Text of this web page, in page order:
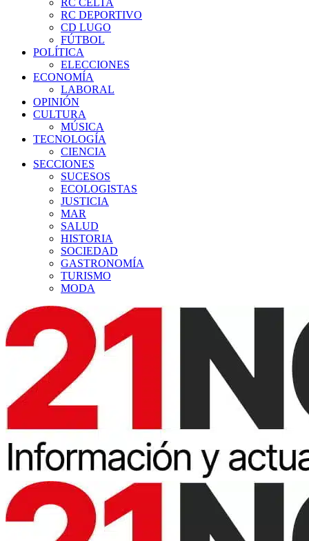
RC CELTA
RC DEPORTIVO
CD LUGO
FÚTBOL
POLÍTICA
ELECCIONES
ECONOMÍA
LABORAL
OPINIÓN
CULTURA
MÚSICA
TECNOLOGÍA
CIENCIA
SECCIONES
SUCESOS
ECOLOGISTAS
JUSTICIA
MAR
SALUD
HISTORIA
SOCIEDAD
GASTRONOMÍA
TURISMO
MODA